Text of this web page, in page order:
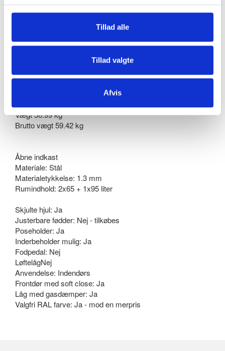
Tillad alle
Tillad valgte
Afvis
Serie S30
Vægt 50.99 kg
Brutto vægt 59.42 kg
Åbne indkast
Materiale: Stål
Materialetykkelse: 1.3 mm
Rumindhold: 2x65 + 1x95 liter
Skjulte hjul: Ja
Justerbare fødder: Nej - tilkøbes
Poseholder: Ja
Inderbeholder mulig: Ja
Fodpedal: Nej
LøftelågNej
Anvendelse: Indendørs
Frontdør med soft close: Ja
Låg med gasdæmper: Ja
Valgfri RAL farve: Ja - mod en merpris